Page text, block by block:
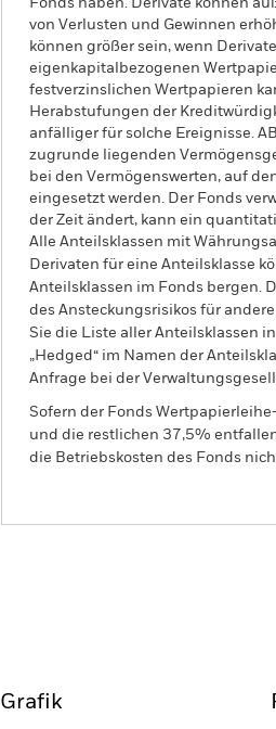
Fonds haben. Derivate können
von Verlusten und Gewinnen
können größer sein, wenn
eigenkapitalbezogenen
festverzinslichen Wertpapieren
Herabstufungen der
anfälliger für solche Ereignisse.
zugrunde liegenden
bei den Vermögenswerten, auf
eingesetzt werden. Der Fonds
der Zeit ändert, kann ein
Alle Anteilsklassen mit
Derivaten für eine Anteilsklasse
Anteilsklassen im Fonds bergen.
des Ansteckungsrisikos für
Sie die Liste aller Anteilsklassen
„Hedged“ im Namen der
Anfrage bei der
Sofern der Fonds
und die restlichen 37,5%
die Betriebskosten des Fonds
Grafik